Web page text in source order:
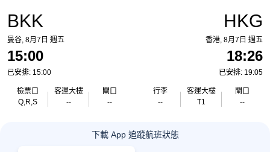
BKK
曼谷, 8月7日 週五
15:00
已安排: 15:00
檢票口
Q,R,S
客運大樓
--
閘口
--
HKG
香港, 8月7日 週五
18:26
已安排: 19:05
行李
--
客運大樓
T1
閘口
--
下載 App 追蹤航班狀態